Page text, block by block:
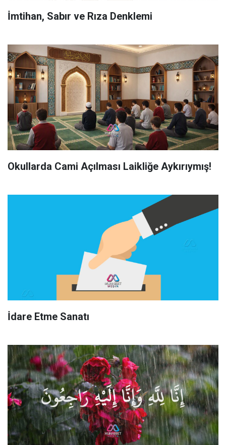
İmtihan, Sabır ve Rıza Denklemi
Okullarda Cami Açılması Laikliğe Aykırıymış!
İdare Etme Sanatı